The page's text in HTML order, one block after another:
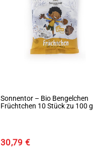
Sonnentor – Bio Bengelchen
Früchtchen 10 Stück zu 100 g
30,79€